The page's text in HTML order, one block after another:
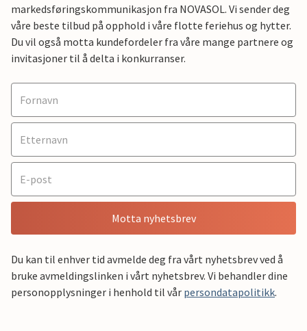
markedsføringskommunikasjon fra NOVASOL. Vi sender deg
våre beste tilbud på opphold i våre flotte feriehus og hytter.
Du vil også motta kundefordeler fra våre mange partnere og
invitasjoner til å delta i konkurranser.
Motta nyhetsbrev
Du kan til enhver tid avmelde deg fra vårt nyhetsbrev ved å
bruke avmeldingslinken i vårt nyhetsbrev. Vi behandler dine
personopplysninger i henhold til vår persondatapolitikk.